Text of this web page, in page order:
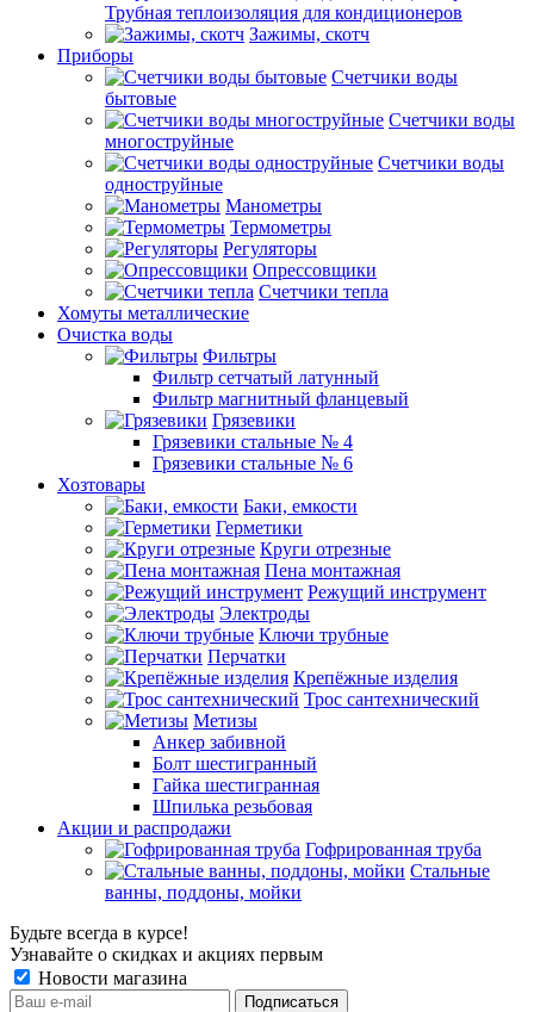
Трубная теплоизоляция для кондиционеров
Зажимы, скотч
Приборы
Счетчики воды
бытовые
Счетчики воды
многоструйные
Счетчики воды
одноструйные
Манометры
Термометры
Регуляторы
Опрессовщики
Счетчики тепла
Хомуты металлические
Очистка воды
Фильтры
Фильтр сетчатый латунный
Фильтр магнитный фланцевый
Грязевики
Грязевики стальные № 4
Грязевики стальные № 6
Хозтовары
Баки, емкости
Герметики
Круги отрезные
Пена монтажная
Режущий инструмент
Электроды
Ключи трубные
Перчатки
Крепёжные изделия
Трос сантехнический
Метизы
Анкер забивной
Болт шестигранный
Гайка шестигранная
Шпилька резьбовая
Акции и распродажи
Гофрированная труба
Стальные
ванны, поддоны, мойки
Будьте всегда в курсе!
Узнавайте о скидках и акциях первым
Новости магазина